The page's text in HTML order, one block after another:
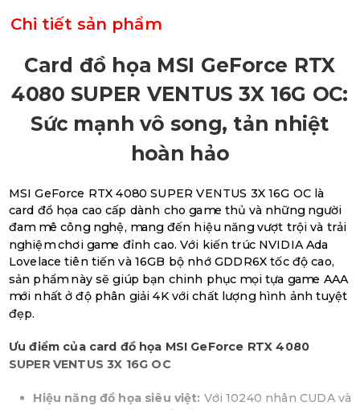
Chi tiết sản phẩm
Card đồ họa MSI GeForce RTX
4080 SUPER VENTUS 3X 16G OC:
Sức mạnh vô song, tản nhiệt
hoàn hảo
MSI GeForce RTX 4080 SUPER VENTUS 3X 16G OC là
card đồ họa cao cấp dành cho game thủ và những người
đam mê công nghệ, mang đến hiệu năng vượt trội và trải
nghiệm chơi game đỉnh cao. Với kiến trúc NVIDIA Ada
Lovelace tiên tiến và 16GB bộ nhớ GDDR6X tốc độ cao,
sản phẩm này sẽ giúp bạn chinh phục mọi tựa game AAA
mới nhất ở độ phân giải 4K với chất lượng hình ảnh tuyệt
đẹp.
Ưu điểm của card đồ họa MSI GeForce RTX 4080
SUPER VENTUS 3X 16G OC
Hiệu năng đồ họa siêu việt: Với 10240 nhân CUDA và